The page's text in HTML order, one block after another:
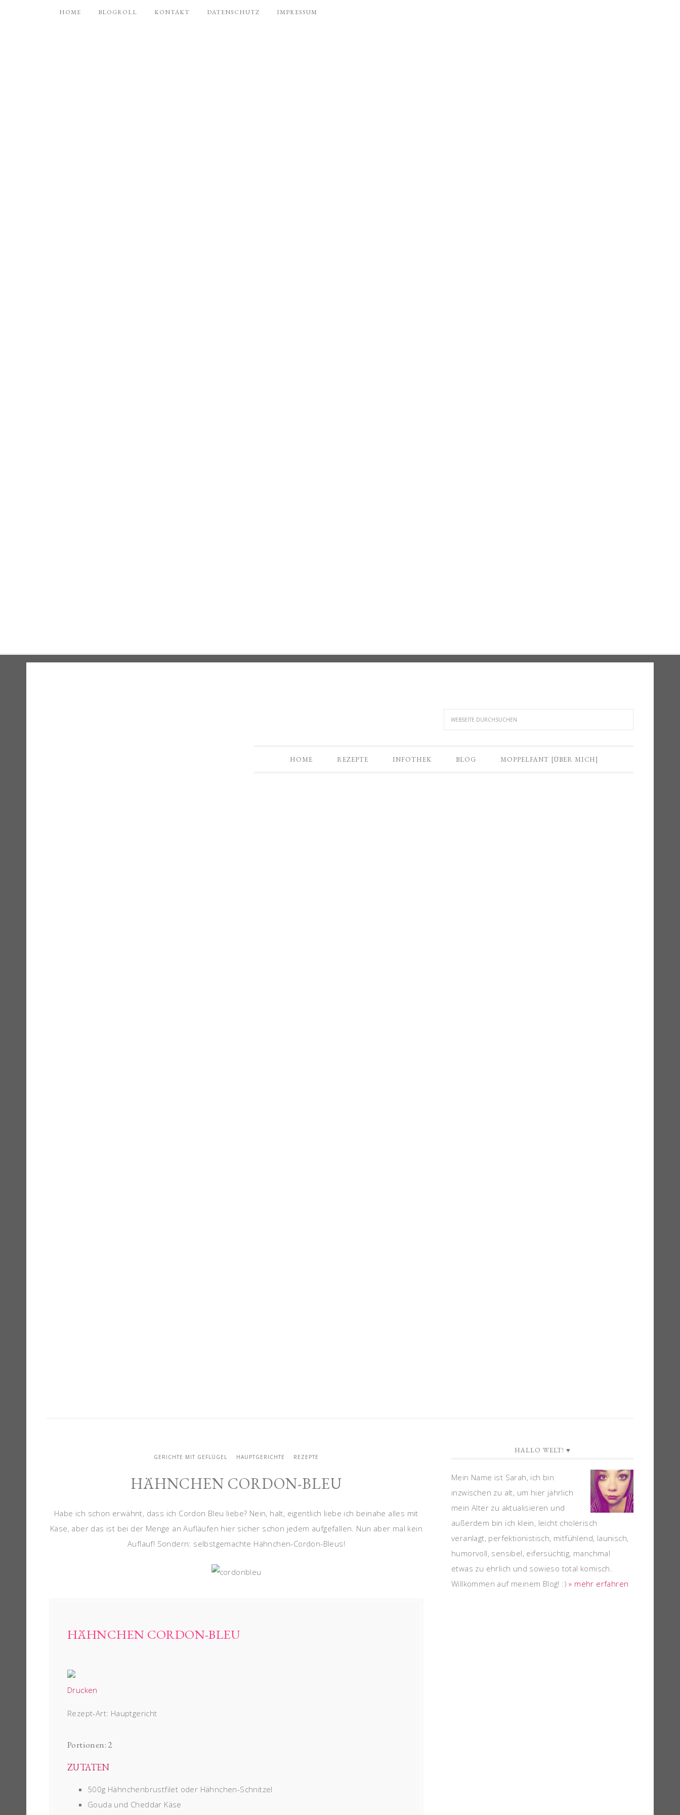
HOME BLOGROLL KONTAKT DATENSCHUTZ IMPRESSUM
HOME REZEPTE INFOTHEK BLOG MOPPELFANT [ÜBER MICH]
GERICHTE MIT GEFLÜGEL HAUPTGERICHTE REZEPTE
HÄHNCHEN CORDON-BLEU
Habe ich schon erwähnt, dass ich Cordon Bleu liebe? Nein, halt, eigentlich liebe ich beinahe alles mit
Käse, aber das ist bei der Menge an Aufläufen hier sicher schon jedem aufgefallen. Nun aber mal kein
Auflauf! Sondern: selbstgemachte Hähnchen-Cordon-Bleus!
HÄHNCHEN CORDON-BLEU
Drucken
Rezept-Art: Hauptgericht
Portionen: 2
ZUTATEN
500g Hähnchenbrustfilet oder Hähnchen-Schnitzel
Gouda und Cheddar Käse
HALLO WELT! ♥
Mein Name ist Sarah, ich bin
inzwischen zu alt, um hier jährlich
mein Alter zu aktualisieren und
außerdem bin ich klein, leicht cholerisch
veranlagt, perfektionistisch, mitfühlend, launisch,
humorvoll, sensibel, eifersüchtig, manchmal
etwas zu ehrlich und sowieso total komisch.
Willkommen auf meinem Blog! :)» mehr erfahren